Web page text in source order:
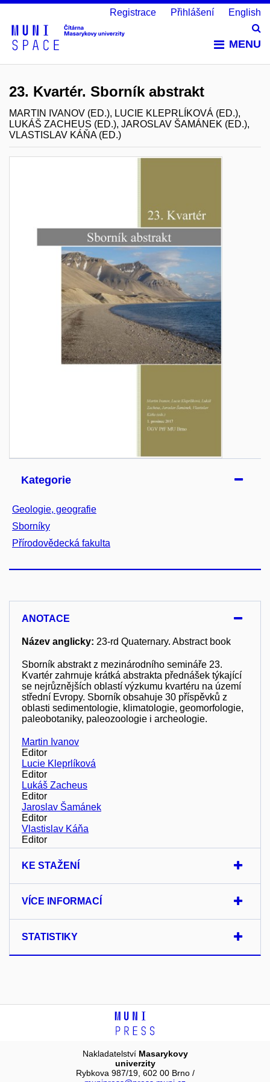
MENU
Registrace Přihlášení English
23. Kvartér. Sborník abstrakt
MARTIN IVANOV (ED.), LUCIE KLEPRLÍKOVÁ (ED.),
LUKÁŠ ZACHEUS (ED.), JAROSLAV ŠAMÁNEK (ED.),
VLASTISLAV KÁŇA (ED.)
Kategorie
Geologie, geografie
Sborníky
Přírodovědecká fakulta
ANOTACE
Název anglicky: 23-rd Quaternary. Abstract book
Sborník abstrakt z mezinárodního semináře 23.
Kvartér zahrnuje krátká abstrakta přednášek týkající
se nejrůznějších oblastí výzkumu kvartéru na území
střední Evropy. Sborník obsahuje 30 příspěvků z
oblasti sedimentologie, klimatologie, geomorfologie,
paleobotaniky, paleozoologie i archeologie.
Martin Ivanov
Editor
Lucie Kleprlíková
Editor
Lukáš Zacheus
Editor
Jaroslav Šamánek
Editor
Vlastislav Káňa
Editor
KE STAŽENÍ
VÍCE INFORMACÍ
STATISTIKY
Nakladatelství Masarykovy
univerzity
Rybkova 987/19, 602 00 Brno /